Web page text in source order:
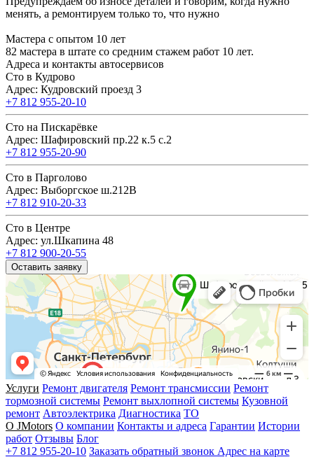
менять, а ремонтируем только то, что нужно
Мастера с опытом 10 лет
82 мастера в штате со средним стажем работ 10 лет.
Адреса и контакты автосервисов
Сто в Кудрово
Адрес: Кудровский проезд 3
+7 812 955-20-10
Сто на Пискарёвке
Адрес: Шафировский пр.22 к.5 с.2
+7 812 955-20-90
Сто в Парголово
Адрес: Выборгское ш.212В
+7 812 910-20-33
Сто в Центре
Адрес: ул.Шкапина 48
+7 812 900-20-55
Оставить заявку
Услуги Ремонт двигателя Ремонт трансмиссии Ремонт
тормозной системы Ремонт выхлопной системы Кузовной
ремонт Автоэлектрика Диагностика ТО
О JMotors О компании Контакты и адреса Гарантии Истории
работ Отзывы Блог
+7 812 955-20-10 Заказать обратный звонок Адрес на карте